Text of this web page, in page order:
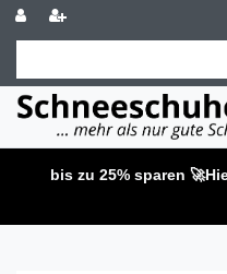
bis zu 25% sparen 🚀